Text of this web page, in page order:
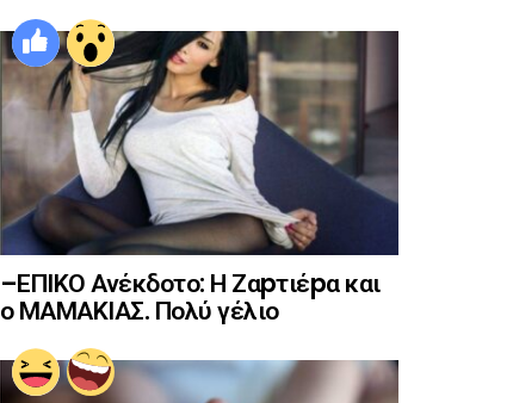
–ΕΠΙΚΟ Ανέκδοτο: Η Ζαpτιέpα και
ο ΜΑΜΑΚΙΑΣ. Πολύ γέλιο